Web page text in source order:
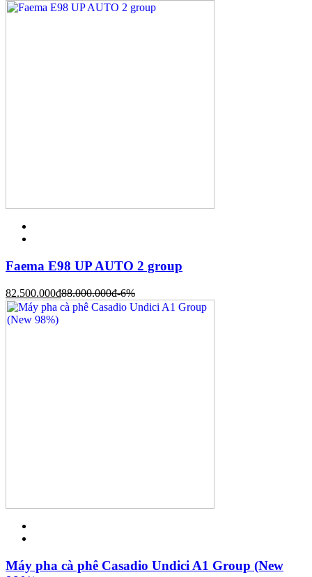
Faema E98 UP AUTO 2 group
82.500.000đ88.000.000đ-6%
Máy pha cà phê Casadio Undici A1 Group (New